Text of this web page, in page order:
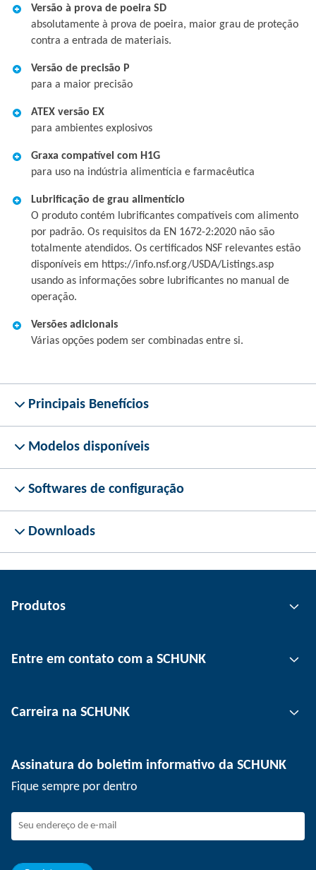
Versão à prova de poeira SD
absolutamente à prova de poeira, maior grau de proteção
contra a entrada de materiais.
Versão de precisão P
para a maior precisão
ATEX versão EX
para ambientes explosivos
Graxa compatível com H1G
para uso na indústria alimentícia e farmacêutica
Lubrificação de grau alimentício
O produto contém lubrificantes compatíveis com alimento
por padrão. Os requisitos da EN 1672-2:2020 não são
totalmente atendidos. Os certificados NSF relevantes estão
disponíveis em https://info.nsf.org/USDA/Listings.asp
usando as informações sobre lubrificantes no manual de
operação.
Versões adicionais
Várias opções podem ser combinadas entre si.
Principais Benefícios
Modelos disponíveis
Softwares de configuração
Downloads
Produtos
Tecnologia de automação
Tecnologia de fixação de peças
Entre em contato com a SCHUNK
Unidades
Eventos
Carreira na SCHUNK
SCHUNK como empregador
Como fazer parte da SCHUNK
Assinatura do boletim informativo da SCHUNK
Fique sempre por dentro